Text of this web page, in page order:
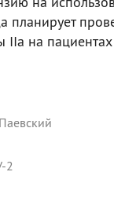
планирует
IIa на
2